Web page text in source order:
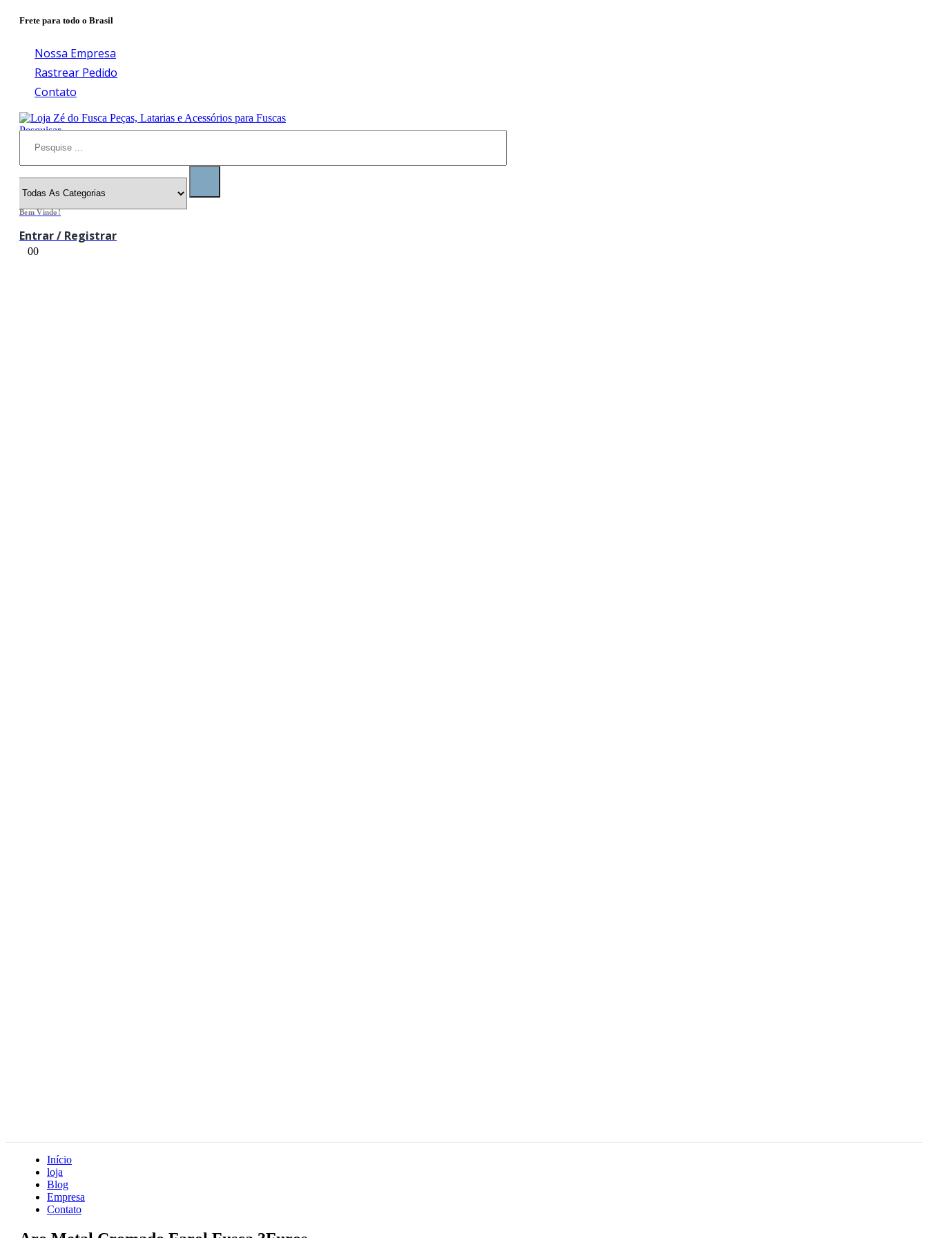
Frete para todo o Brasil
Nossa Empresa
Rastrear Pedido
Contato
Pesquisar
Bem Vindo!
Entrar / Registrar
00
Início
loja
Blog
Empresa
Contato